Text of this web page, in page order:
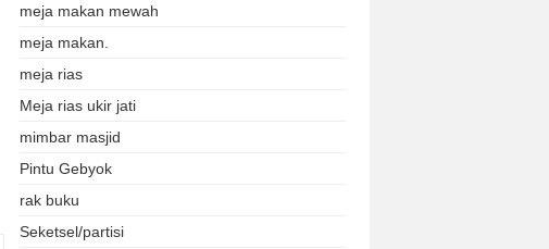
meja makan mewah
meja makan.
meja rias
Meja rias ukir jati
mimbar masjid
Pintu Gebyok
rak buku
Seketsel/partisi